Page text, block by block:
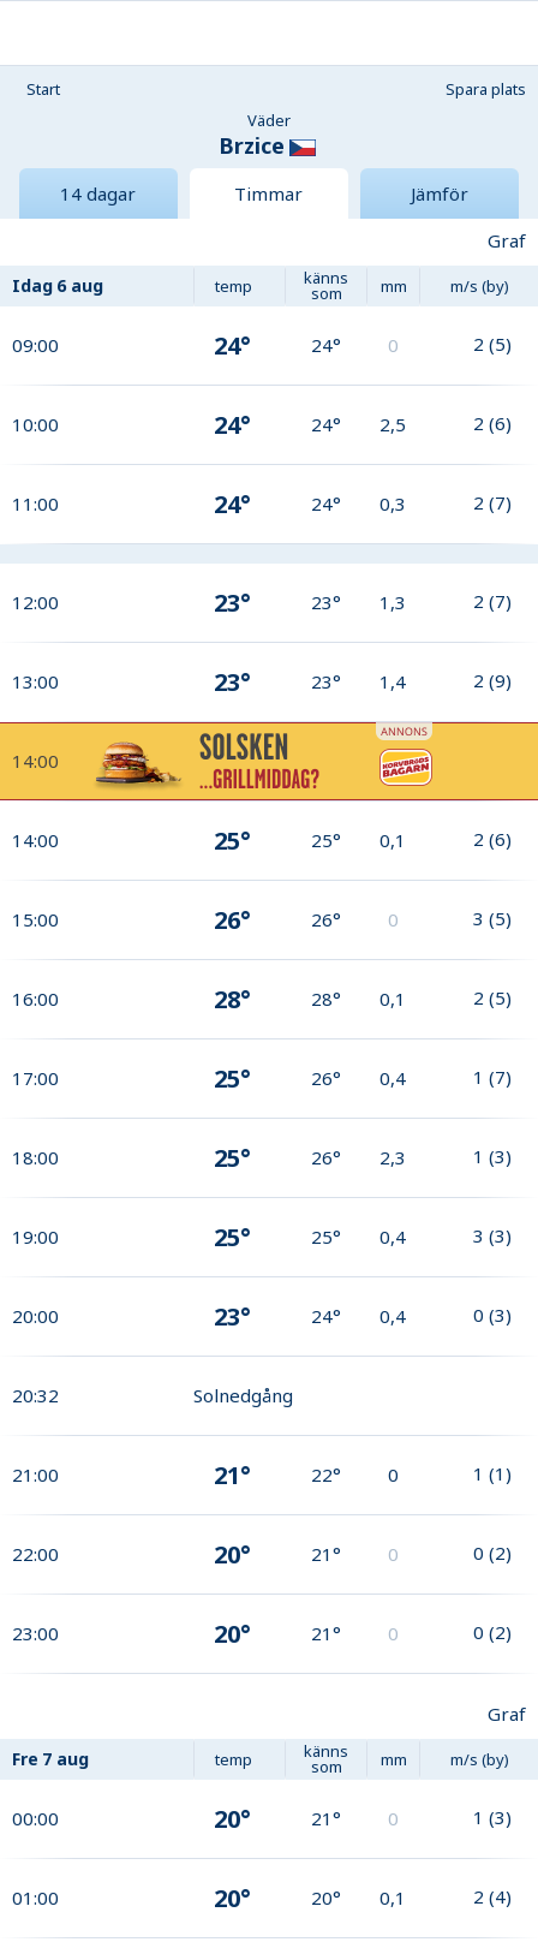
Start
Spara plats
Väder
Brzice
14 dagar Timmar
Jämför
Graf
Idag 6 aug temp känns
som mm m/s (by)
09:00 24° 24° 0 2 (5)
10:00 24° 24° 2,5 2 (6)
11:00 24° 24° 0,3 2 (7)
12:00 23° 23° 1,3 2 (7)
13:00 23° 23° 1,4 2 (9)
14:00
14:00 25° 25° 0,1 2 (6)
15:00 26° 26° 0 3 (5)
16:00 28° 28° 0,1 2 (5)
17:00 25° 26° 0,4 1 (7)
18:00 25° 26° 2,3 1 (3)
19:00 25° 25° 0,4 3 (3)
20:00 23° 24° 0,4 0 (3)
20:32 Solnedgång
21:00 21° 22° 0 1 (1)
22:00 20° 21° 0 0 (2)
23:00 20° 21° 0 0 (2)
Graf
Fre 7 aug temp känns
som mm m/s (by)
00:00 20° 21° 0 1 (3)
01:00 20° 20° 0,1 2 (4)